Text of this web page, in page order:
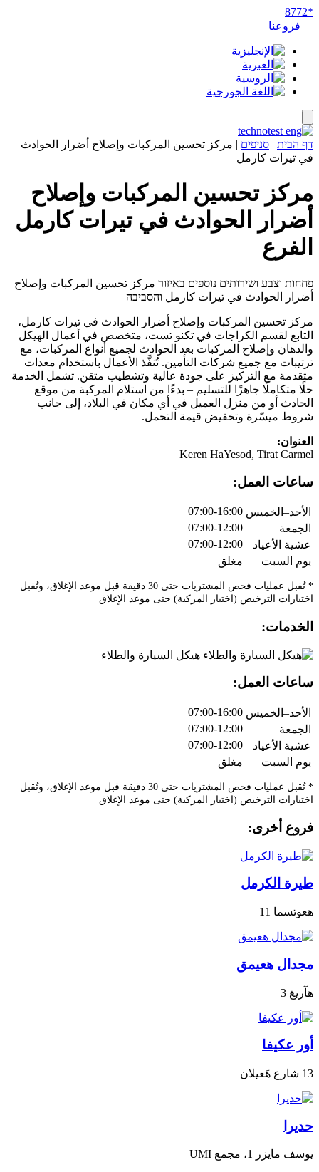
*8772
فروعنا
דף הבית | סניפים | مركز تحسين المركبات وإصلاح أضرار الحوادث
في تيرات كارمل
مركز تحسين المركبات وإصلاح
أضرار الحوادث في تيرات كارمل
الفرع
פחחות וצבע ושירותים נוספים באיזור مركز تحسين المركبات وإصلاح
أضرار الحوادث في تيرات كارمل והסביבה
مركز تحسين المركبات وإصلاح أضرار الحوادث في تيرات كارمل،
التابع لقسم الكراجات في تكنو تست، متخصص في أعمال الهيكل
والدهان وإصلاح المركبات بعد الحوادث لجميع أنواع المركبات، مع
ترتيبات مع جميع شركات التأمين. تُنفَّذ الأعمال باستخدام معدات
متقدمة مع التركيز على جودة عالية وتشطيب متقن. تشمل الخدمة
حلًا متكاملًا جاهزًا للتسليم – بدءًا من استلام المركبة من موقع
الحادث أو من منزل العميل في أي مكان في البلاد، إلى جانب
شروط ميسّرة وتخفيض قيمة التحمل.
العنوان:
Keren HaYesod, Tirat Carmel
ساعات العمل:
الأحد–الخميس 07:00-16:00
الجمعة
07:00-12:00
عشية الأعياد
07:00-12:00
يوم السبت
مغلق
* تُقبل عمليات فحص المشتريات حتى 30 دقيقة قبل موعد الإغلاق، وتُقبل
اختبارات الترخيص (اختبار المركبة) حتى موعد الإغلاق
الخدمات:
هيكل السيارة والطلاء
ساعات العمل:
الأحد–الخميس 07:00-16:00
الجمعة
07:00-12:00
عشية الأعياد
07:00-12:00
يوم السبت
مغلق
* تُقبل عمليات فحص المشتريات حتى 30 دقيقة قبل موعد الإغلاق، وتُقبل
اختبارات الترخيص (اختبار المركبة) حتى موعد الإغلاق
فروع أخرى:
طيرة الكرمل
هعوتسما 11
مجدال هعيمق
هآريغ 3
أور عكيفا
13 شارع هَعيلان
حديرا
يوسف مايزر 1، مجمع UMI